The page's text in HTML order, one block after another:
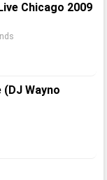
Chicago 2009
(DJ Wayno